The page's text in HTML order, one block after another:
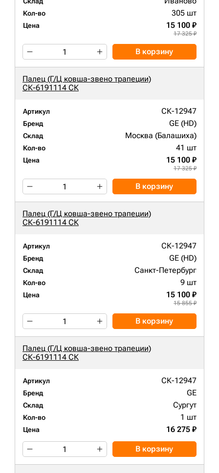
Кол-во 305 шт
Цена 15 100 ₽
17 325 ₽
В корзину
Палец (Г/Ц ковша-звено трапеции)
СК-6191114 СК
Артикул СК-12947
Бренд GE (HD)
Склад Москва (Балашиха)
Кол-во 41 шт
Цена 15 100 ₽
17 325 ₽
В корзину
Палец (Г/Ц ковша-звено трапеции)
СК-6191114 СК
Артикул СК-12947
Бренд GE (HD)
Склад Санкт-Петербург
Кол-во 9 шт
Цена 15 100 ₽
15 855 ₽
В корзину
Палец (Г/Ц ковша-звено трапеции)
СК-6191114 СК
Артикул СК-12947
Бренд GE
Склад Сургут
Кол-во 1 шт
Цена 16 275 ₽
В корзину